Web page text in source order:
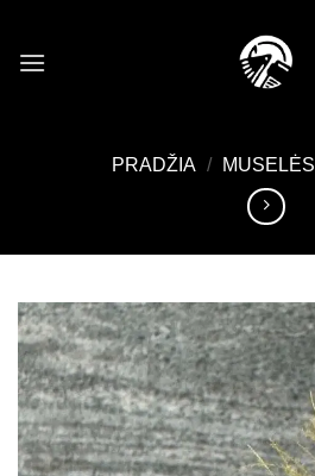
content
PRADŽIA / MUSELĖS